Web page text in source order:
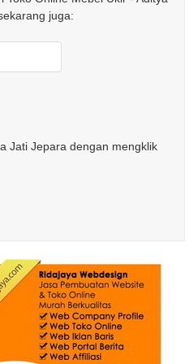
juga:
Jati Jepara dengan mengklik